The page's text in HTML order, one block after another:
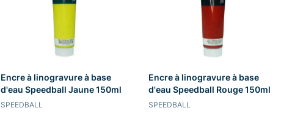
Encre à linogravure à base
d'eau Speedball Jaune 150ml
SPEEDBALL
Encre à linogravure à base
d'eau Speedball Rouge 150ml
SPEEDBALL